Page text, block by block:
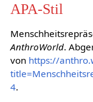
APA-Stil
AnthroWorld.
von https://
4.